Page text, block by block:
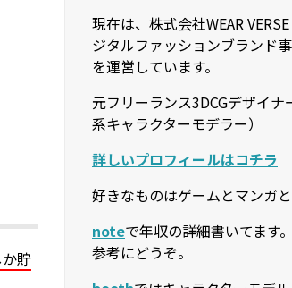
貯
現在は、株式会社WEAR
ジタルファッションブランド
を運営しています。
元フリーランス3DCGデザイナ
系キャラクターモデラー）
詳しいプロフィールはコチラ
好きなものはゲームとマンガ
noteで年収の詳細書いてます
参考にどうぞ。